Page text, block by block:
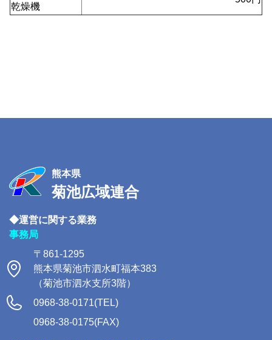
乾燥機
熊本県
菊池広域連合
◆運営に関する業務
事務局
〒861-1295
熊本県菊池市泗水町福本383
（菊池市泗水支所3階）
0968-38-0171(TEL)
0968-38-0175(FAX)